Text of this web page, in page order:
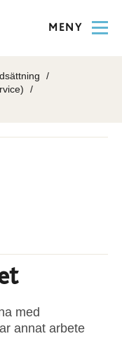
MENY
med
annat arbete